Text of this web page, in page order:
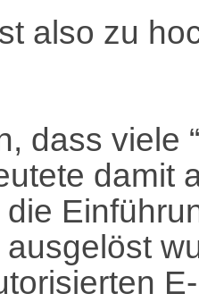
also zu
dass viele
damit
die
ausgelöst